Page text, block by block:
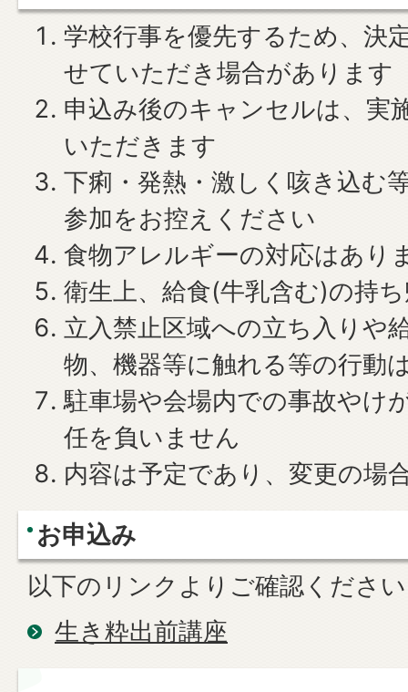
学校行事を優先するため、決
せていただき場合があります
申込み後のキャンセルは、実
いただきます
下痢・発熱・激しく咳き込む
参加をお控えください
食物アレルギーの対応はあり
衛生上、給食(牛乳含む)の持
立入禁止区域への立ち入りや
物、機器等に触れる等の行動
駐車場や会場内での事故やけ
任を負いません
内容は予定であり、変更の場
お申込み
以下のリンクよりご確認くださ
生き粋出前講座